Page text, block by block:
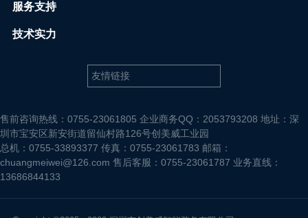
服务支持
技术实力
售前咨询热线：0755-23061805 企业商务QQ：2053793208 地址：深
圳市宝安区新安街道留仙村路126号创美威工业园
总机：0755-33893377 传真：0755-23061783 邮箱：
chuangmeiwei@126.com 售后客服：0755-23061787 业务直线：
13686844133